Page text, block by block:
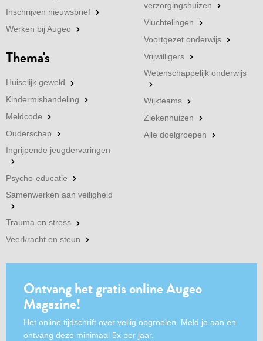
Inschrijven nieuwsbrief
Werken bij Augeo
verzorgingshuizen
Vluchtelingen
Voortgezet onderwijs
Vrijwilligers
Wetenschappelijk onderwijs
Wijkteams
Ziekenhuizen
Alle doelgroepen
Thema's
Huiselijk geweld
Kindermishandeling
Meldcode
Ouderschap
Ingrijpende jeugdervaringen
Psycho-educatie
Samenwerken aan veiligheid
Trauma en stress
Veerkracht en steun
Ontvang het gratis online Augeo
Magazine!
Het online tijdschrift over veilig opgroeien. Meld je aan en
ontvang deze minimaal 5x per jaar.